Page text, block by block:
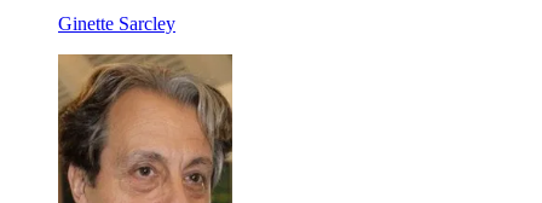
Ginette Sarcley